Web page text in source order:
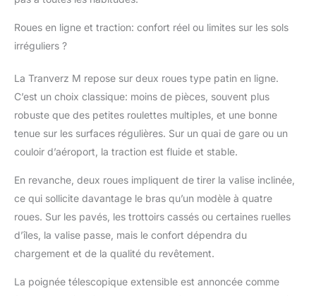
Roues en ligne et traction: confort réel ou limites sur les sols
irréguliers ?
La Tranverz M repose sur deux roues type patin en ligne.
C’est un choix classique: moins de pièces, souvent plus
robuste que des petites roulettes multiples, et une bonne
tenue sur les surfaces régulières. Sur un quai de gare ou un
couloir d’aéroport, la traction est fluide et stable.
En revanche, deux roues impliquent de tirer la valise inclinée,
ce qui sollicite davantage le bras qu’un modèle à quatre
roues. Sur les pavés, les trottoirs cassés ou certaines ruelles
d’îles, la valise passe, mais le confort dépendra du
chargement et de la qualité du revêtement.
La poignée télescopique extensible est annoncée comme